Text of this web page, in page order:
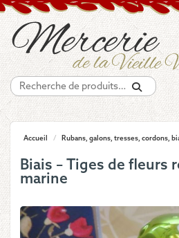
Accueil / Rubans, galons, tresses, cordons,
Biais – Tiges de fleurs
marine